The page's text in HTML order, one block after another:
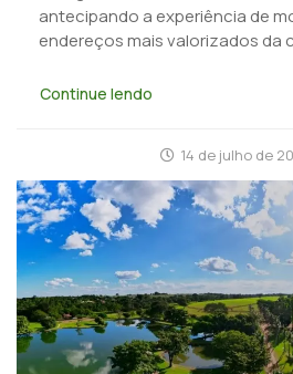
antecipando a experiência de
endereços mais valorizados da
Continue lendo
14 de julho de